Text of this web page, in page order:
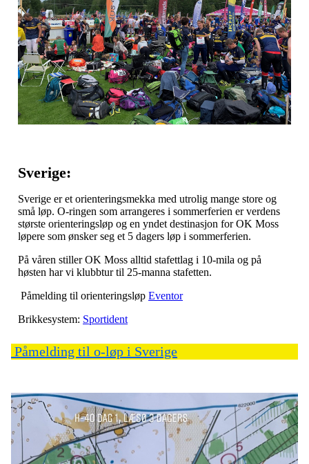
Sverige:
Sverige er et orienteringsmekka med utrolig mange store og
små løp. O-ringen som arrangeres i sommerferien er verdens
største orienteringsløp og en yndet destinasjon for OK Moss
løpere som ønsker seg et 5 dagers løp i sommerferien.
På våren stiller OK Moss alltid stafettlag i 10-mila og på
høsten har vi klubbtur til 25-manna stafetten.
Påmelding til orienteringsløp Eventor
Brikkesystem: Sportident
Påmelding til o-løp i Sverige